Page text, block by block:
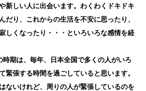
新しい人に出会います。わくわくドキドキ
だり、これからの生活を不安に思ったり、
しくなったり・・・といろいろな感情を経
時期は、毎年、日本全国で多くの人がいろ
緊張する時間を過ごしていると思います。
ないけれど、周りの人が緊張しているのを